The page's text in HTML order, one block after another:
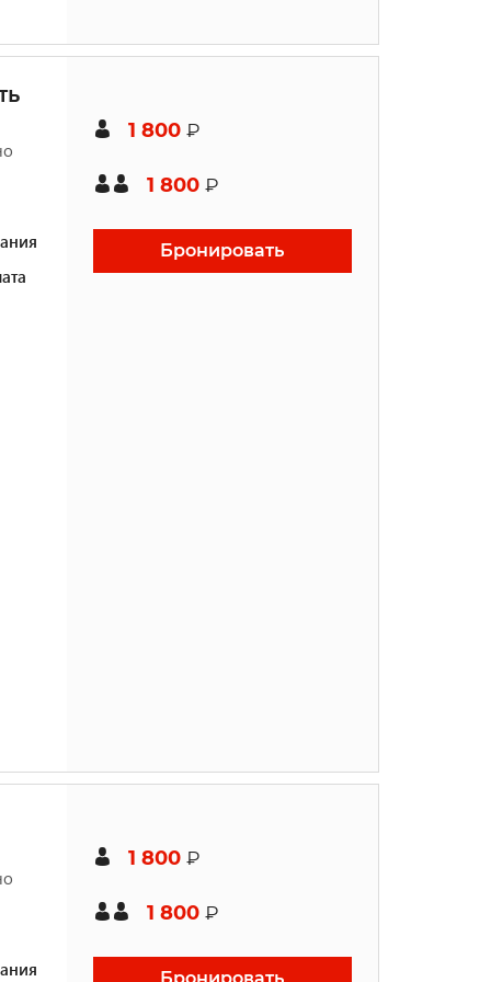
1 800 ₽
1 800 ₽
Бронировать
1 800 ₽
1 800 ₽
Бронировать